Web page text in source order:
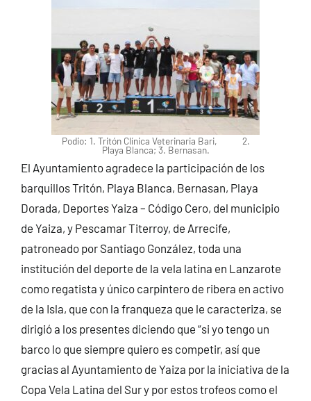
Podio: 1. Tritón Clínica Veterinaria Bari, 2.
Playa Blanca; 3. Bernasan.
El Ayuntamiento agradece la participación de los
barquillos Tritón, Playa Blanca, Bernasan, Playa
Dorada, Deportes Yaiza – Código Cero, del municipio
de Yaiza, y Pescamar Titerroy, de Arrecife,
patroneado por Santiago González, toda una
institución del deporte de la vela latina en Lanzarote
como regatista y único carpintero de ribera en activo
de la Isla, que con la franqueza que le caracteriza, se
dirigió a los presentes diciendo que “si yo tengo un
barco lo que siempre quiero es competir, así que
gracias al Ayuntamiento de Yaiza por la iniciativa de la
Copa Vela Latina del Sur y por estos trofeos como el